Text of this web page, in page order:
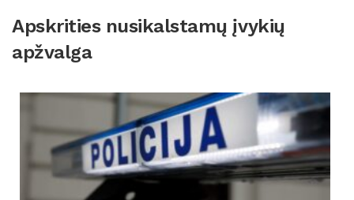
Apskrities nusikalstamų įvykių
apžvalga